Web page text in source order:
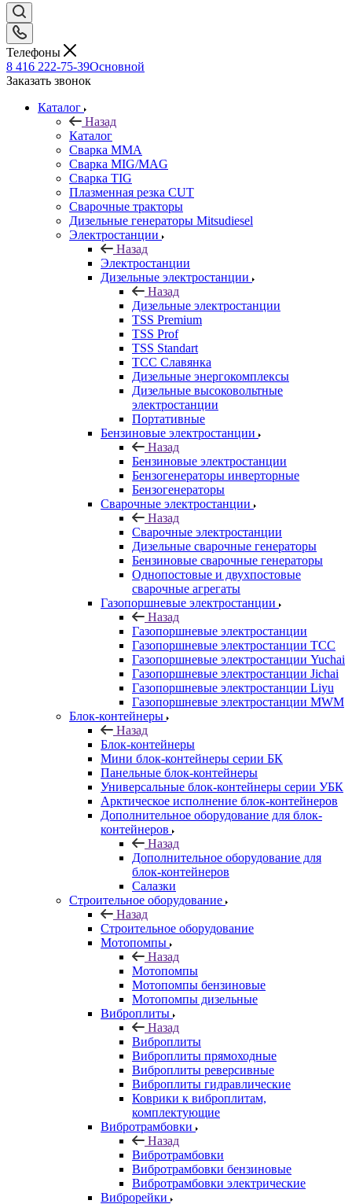
Телефоны
8 416 222-75-39Основной
Заказать звонок
Каталог
Назад
Каталог
Сварка MMA
Сварка MIG/MAG
Сварка TIG
Плазменная резка CUT
Сварочные тракторы
Дизельные генераторы Mitsudiesel
Электростанции
Назад
Электростанции
Дизельные электростанции
Назад
Дизельные электростанции
TSS Premium
TSS Prof
TSS Standart
ТСС Славянка
Дизельные энергокомплексы
Дизельные высоковольтные
электростанции
Портативные
Бензиновые электростанции
Назад
Бензиновые электростанции
Бензогенераторы инверторные
Бензогенераторы
Сварочные электростанции
Назад
Сварочные электростанции
Дизельные сварочные генераторы
Бензиновые сварочные генераторы
Однопостовые и двухпостовые
сварочные агрегаты
Газопоршневые электростанции
Назад
Газопоршневые электростанции
Газопоршневые электростанции ТСС
Газопоршневые электростанции Yuchai
Газопоршневые электростанции Jichai
Газопоршневые электростанции Liyu
Газопоршневые электростанции MWM
Блок-контейнеры
Назад
Блок-контейнеры
Мини блок-контейнеры серии БК
Панельные блок-контейнеры
Универсальные блок-контейнеры серии УБК
Арктическое исполнение блок-контейнеров
Дополнительное оборудование для блок-
контейнеров
Назад
Дополнительное оборудование для
блок-контейнеров
Салазки
Строительное оборудование
Назад
Строительное оборудование
Мотопомпы
Назад
Мотопомпы
Мотопомпы бензиновые
Мотопомпы дизельные
Виброплиты
Назад
Виброплиты
Виброплиты прямоходные
Виброплиты реверсивные
Виброплиты гидравлические
Коврики к виброплитам,
комплектующие
Вибротрамбовки
Назад
Вибротрамбовки
Вибротрамбовки бензиновые
Вибротрамбовки электрические
Виброрейки